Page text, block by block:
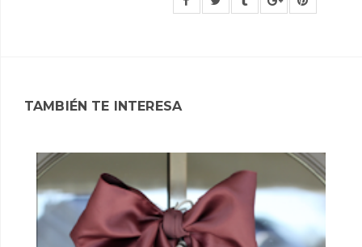
TAMBIÉN TE INTERESA